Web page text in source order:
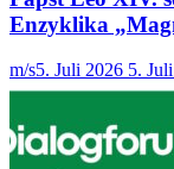
Enzyklika
m/s5. Juli 2026 5.